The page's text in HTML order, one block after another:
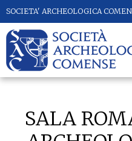
SOCIETA' ARCHEOLOGICA
SALA